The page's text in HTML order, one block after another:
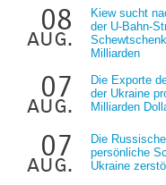
08
aug.
Kiew sucht
der U-Bahn-
Milliarden
07
aug.
Die Exporte
der Ukraine
Milliarden
07
aug.
Die
persönliche
Ukraine